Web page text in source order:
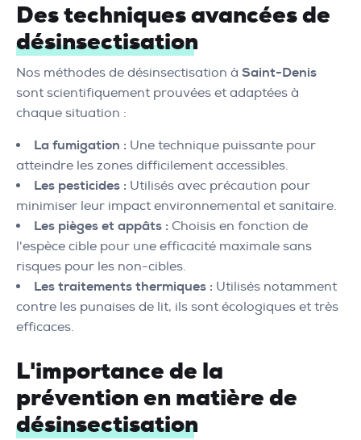
Des techniques avancées de
désinsectisation
Nos méthodes de désinsectisation à Saint-Denis
sont scientifiquement prouvées et adaptées à
chaque situation :
La fumigation : Une technique puissante pour
atteindre les zones difficilement accessibles.
Les pesticides : Utilisés avec précaution pour
minimiser leur impact environnemental et sanitaire.
Les pièges et appâts : Choisis en fonction de
l'espèce cible pour une efficacité maximale sans
risques pour les non-cibles.
Les traitements thermiques : Utilisés notamment
contre les punaises de lit, ils sont écologiques et très
efficaces.
L'importance de la
prévention en matière de
désinsectisation